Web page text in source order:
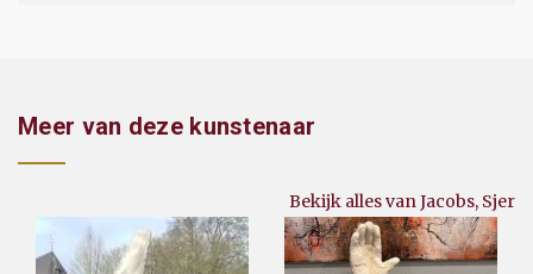
Meer van deze kunstenaar
Bekijk alles van Jacobs, Sjer